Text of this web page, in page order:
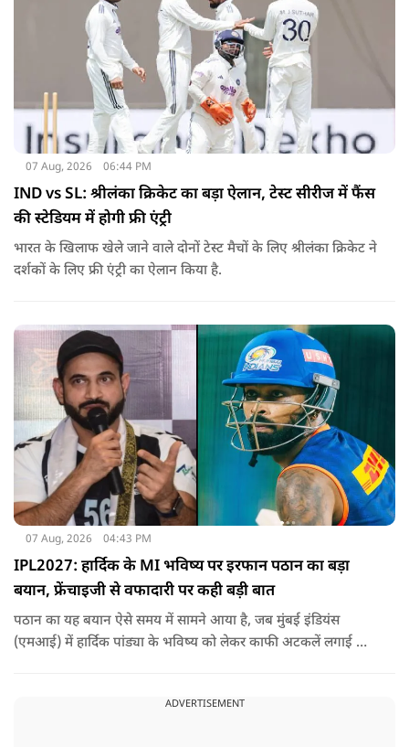
07 Aug, 2026 06:44 PM
IND vs SL: श्रीलंका क्रिकेट का बड़ा ऐलान, टेस्ट सीरीज में फैंस
की स्टेडियम में होगी फ्री एंट्री
भारत के खिलाफ खेले जाने वाले दोनों टेस्ट मैचों के लिए श्रीलंका क्रिकेट ने
दर्शकों के लिए फ्री एंट्री का ऐलान किया है.
07 Aug, 2026 04:43 PM
IPL2027: हार्दिक के MI भविष्य पर इरफान पठान का बड़ा
बयान, फ्रेंचाइजी से वफादारी पर कही बड़ी बात
पठान का यह बयान ऐसे समय में सामने आया है, जब मुंबई इंडियंस
(एमआई) में हार्दिक पांड्या के भविष्य को लेकर काफी अटकलें लगाई जा
ADVERTISEMENT